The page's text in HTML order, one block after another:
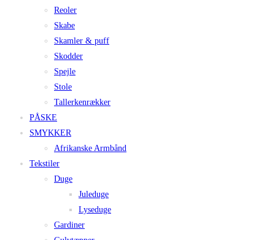
Reoler
Skabe
Skamler & puff
Skodder
Spejle
Stole
Tallerkenrækker
PÅSKE
SMYKKER
Afrikanske Armbånd
Tekstiler
Duge
Juleduge
Lyseduge
Gardiner